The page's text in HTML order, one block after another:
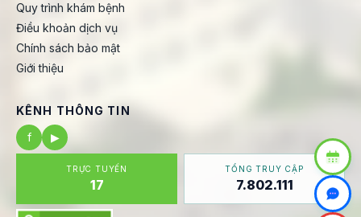
Quy trình khám bệnh
Điều khoản dịch vụ
Chính sách bảo mật
Giới thiệu
KÊNH THÔNG TIN
f
▶
TRỰC TUYẾN
17
TỔNG TRUY CẬP
7.802.111